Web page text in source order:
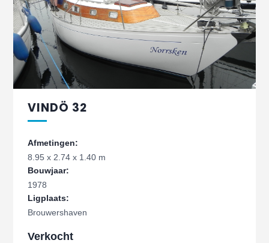
VINDÖ 32
Afmetingen:
8.95 x 2.74 x 1.40 m
Bouwjaar:
1978
Ligplaats:
Brouwershaven
Verkocht